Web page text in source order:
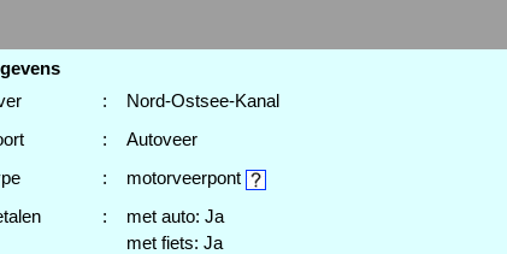
:
Nord-Ostsee-Kanal
:
Autoveer
:
motorveerpont
:
met auto: Ja
met fiets: Ja